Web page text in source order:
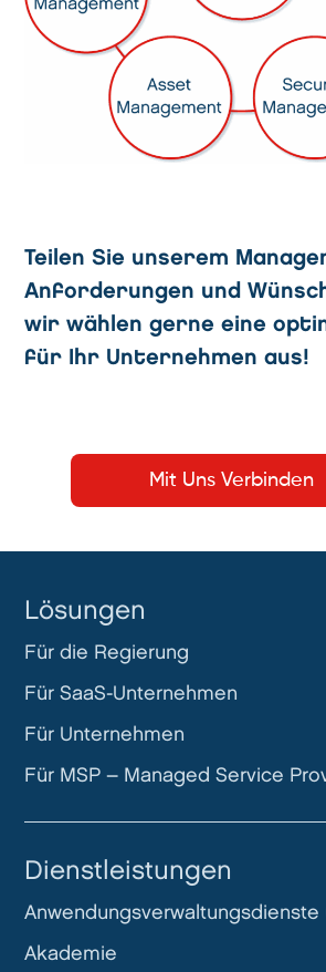
Teilen Sie unserem
Anforderungen und
wir wählen gerne eine
für Ihr Unternehmen aus!
Mit Uns Verbinden
Lösungen
Für die Regierung
Für SaaS-Unternehmen
Für Unternehmen
Für MSP – Managed Service
Dienstleistungen
Anwendungsverwaltungsdienste
Akademie